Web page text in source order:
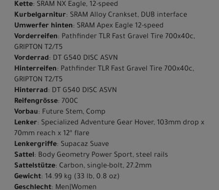
Kette: SRAM NX Eagle, 12-speed
Kurbelgarnitur: SRAM Alloy Crankset, DUB interface
Umwerfer hinten: SRAM Apex Eagle 12-speed
Vorderreifen: Pathfinder TLR Fast Gravel Tire 700x40c,
GRIPTON T2/T5
Vorderrad: DT G540 DISC ASVN
Hinterreifen: Pathfinder TLR Fast Gravel Tire 700x40c,
GRIPTON T2/T5
Hinterrad: DT G540 DISC ASVN
Reifengrösse: 700C
Vorbau: Future Stem, Comp
Lenker: Specialized Adventure Gear Hover, 103mm drop x
70mm reach x 12º flare
Lenkergriffe: Supacaz Suave
Sattel: Body Geometry Power Sport, steel rails
Sattelstütze: Carbon, single-bolt, 27.2mm
Gewicht: 14.99 kg (33 lb, 0.8 oz)
Geschlecht: Men|Women